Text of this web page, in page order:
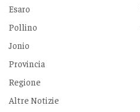
Esaro
Pollino
Jonio
Provincia
Regione
Altre Notizie